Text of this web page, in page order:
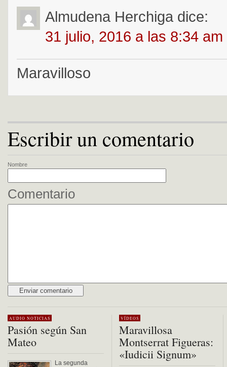
Almudena Herchiga dice:
31 julio, 2016 a las 8:34 am
Maravilloso
Escribir un comentario
Nombre
Comentario
AUDIO NOTICIAS
Pasión según San
Mateo
La segunda
VÍDEOS
Maravillosa
Montserrat Figueras:
«Iudicii Signum»